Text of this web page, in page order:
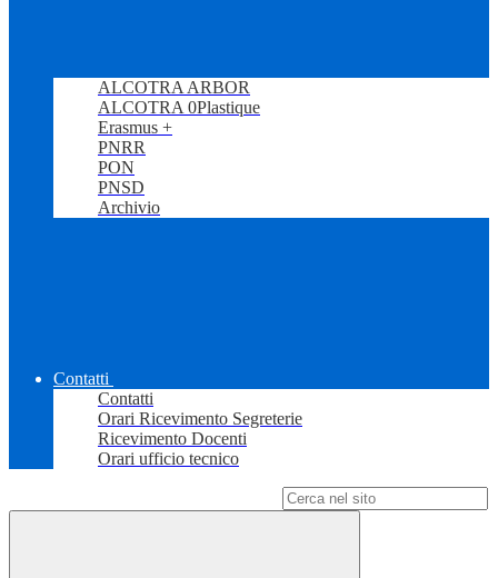
ALCOTRA ARBOR
ALCOTRA 0Plastique
Erasmus +
PNRR
PON
PNSD
Archivio
Contatti
Contatti
Orari Ricevimento Segreterie
Ricevimento Docenti
Orari ufficio tecnico